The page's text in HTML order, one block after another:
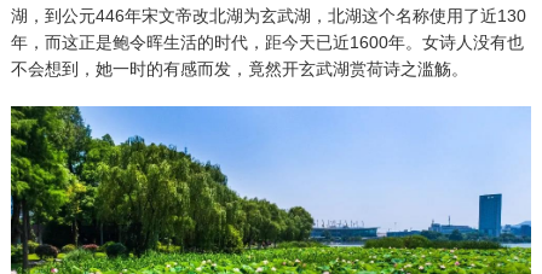
湖，到公元446年宋文帝改北湖为玄武湖，北湖这个名称使用了近130
年，而这正是鲍令晖生活的时代，距今天已近1600年。女诗人没有也
不会想到，她一时的有感而发，竟然开玄武湖赏荷诗之滥觞。